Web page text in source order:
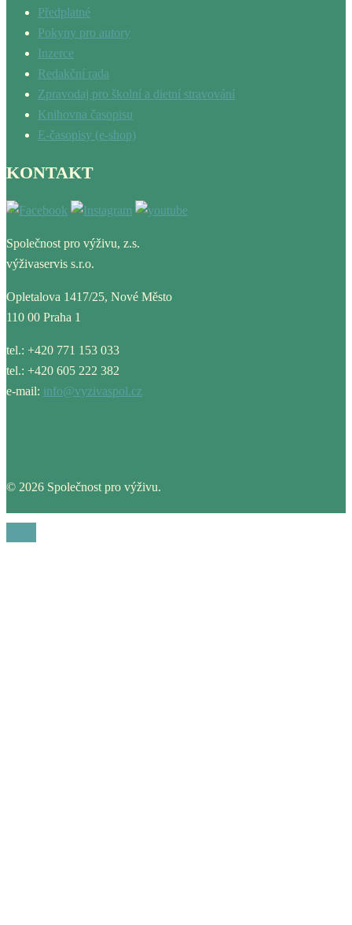
Předplatné
Pokyny pro autory
Inzerce
Redakční rada
Zpravodaj pro školní a dietní stravování
Knihovna časopisu
E-časopisy (e-shop)
KONTAKT
Společnost pro výživu, z.s.
výživaservis s.r.o.
Opletalova 1417/25, Nové Město
110 00 Praha 1
tel.: +420 771 153 033
tel.: +420 605 222 382
e-mail: info@vyzivaspol.cz
© 2026 Společnost pro výživu.